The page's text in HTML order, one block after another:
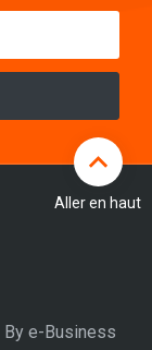
Aller en haut
By e-Business